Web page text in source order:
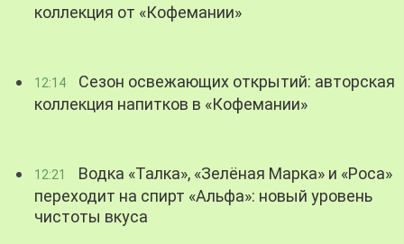
коллекция от «Кофемании»
12:14
Сезон освежающих открытий: авторская
коллекция напитков в «Кофемании»
12:21
Водка «Талка», «Зелёная Марка» и «Роса»
переходит на спирт «Альфа»: новый уровень
чистоты вкуса